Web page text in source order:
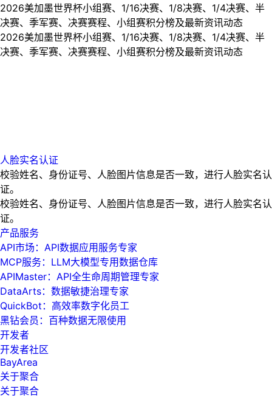
2026美加墨世界杯小组赛、1/16决赛、1/8决赛、1/4决赛、半
决赛、季军赛、决赛赛程、小组赛积分榜及最新资讯动态
2026美加墨世界杯小组赛、1/16决赛、1/8决赛、1/4决赛、半
决赛、季军赛、决赛赛程、小组赛积分榜及最新资讯动态
人脸实名认证
校验姓名、身份证号、人脸图片信息是否一致，进行人脸实名认
证。
校验姓名、身份证号、人脸图片信息是否一致，进行人脸实名认
证。
产品服务
API市场：API数据应用服务专家
MCP服务：LLM大模型专用数据仓库
APIMaster：API全生命周期管理专家
DataArts：数据敏捷治理专家
QuickBot：高效率数字化员工
黑钻会员：百种数据无限使用
开发者
开发者社区
BayArea
关于聚合
关于聚合